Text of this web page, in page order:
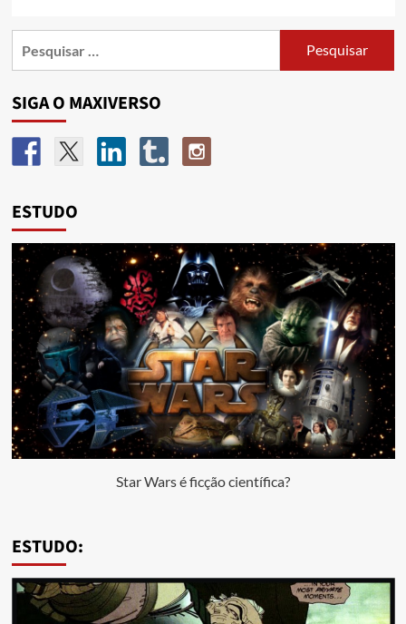
SIGA O MAXIVERSO
ESTUDO
Star Wars é ficção científica?
ESTUDO: